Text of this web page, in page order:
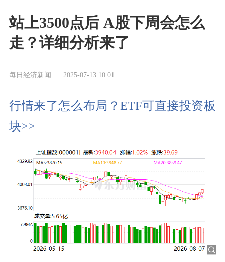
站上3500点后 A股下周会怎么
走？详细分析来了
每日经济新闻 2025-07-13 10:01
行情来了怎么布局？ETF可直接投资板
块>>